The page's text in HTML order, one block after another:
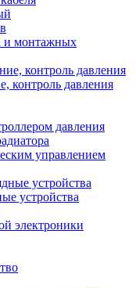
и монтажных
контроль давления
давления
управлением
устройства
электроники